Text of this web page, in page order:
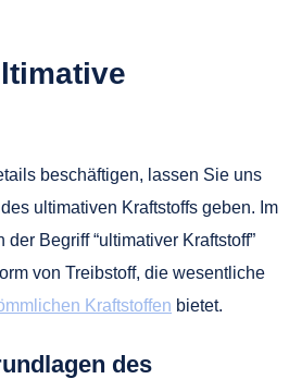
beschäftigen, lassen Sie uns
ultimativen Kraftstoffs geben. Im
Begriff “ultimativer Kraftstoff”
von Treibstoff, die wesentliche
Kraftstoffen bietet.
des